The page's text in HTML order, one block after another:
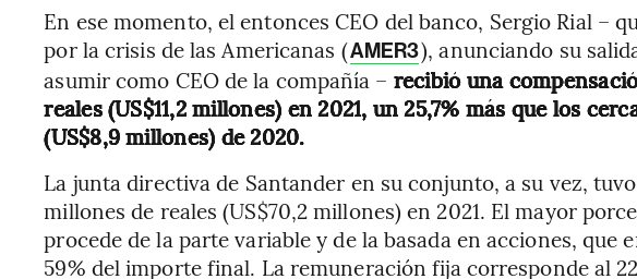
En ese momento, el entonces CEO del banco, Sergio Rial –
por la crisis de las Americanas (AMER3), anunciando su
asumir como CEO de la compañía – recibió una
reales (US$11,2 millones) en 2021, un 25,7% más que los
(US$8,9 millones) de 2020.
La junta directiva de Santander en su conjunto, a su vez,
millones de reales (US$70,2 millones) en 2021. El mayor
procede de la parte variable y de la basada en acciones, que
59% del importe final. La remuneración fija corresponde al